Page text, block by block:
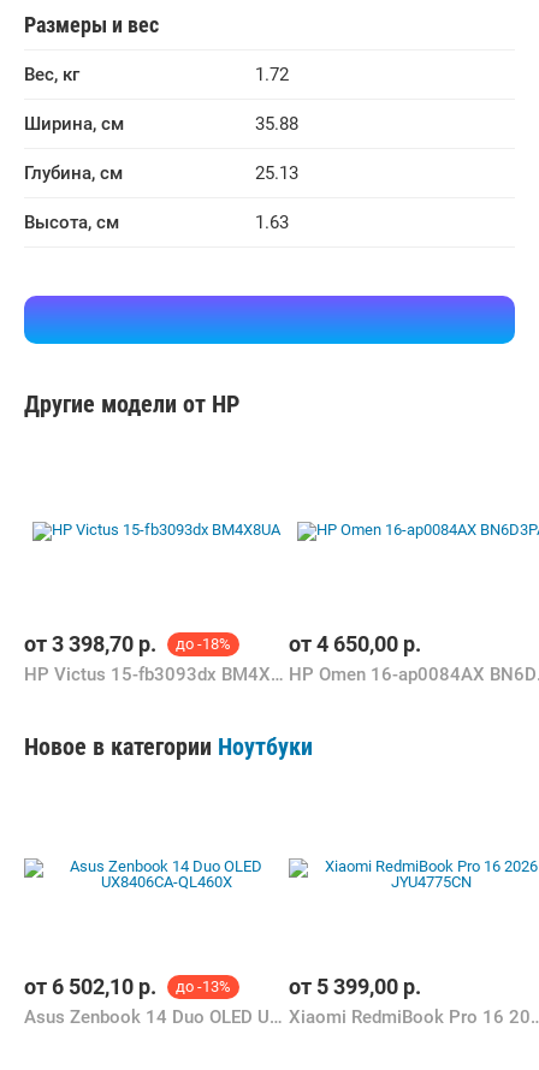
Размеры и вес
Вес, кг 1.72
Ширина, см 35.88
Глубина, см 25.13
Высота, см 1.63
Другие модели от HP
от3 398,70 р. до -18%
HP Victus 15-fb3093dx BM4X8UA
от4 650,00 р.
HP
Новое в категории Ноутбуки
от6 502,10 р. до -13%
Asus Zenbook 14 Duo OLED UX8406CA-QL460X
от 5 399,00 р.
Xiaomi